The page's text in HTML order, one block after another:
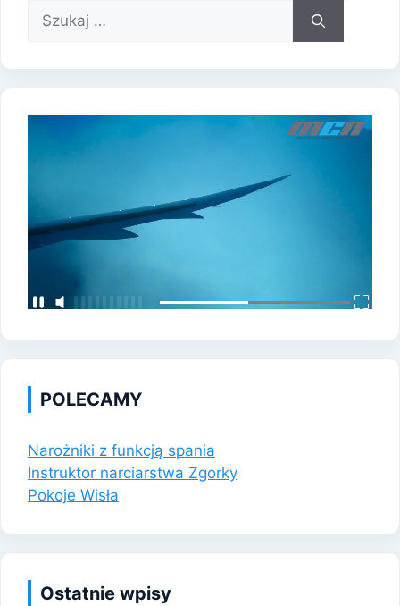
Szukaj:
POLECAMY
Narożniki z funkcją spania
Instruktor narciarstwa Zgorky
Pokoje Wisła
Ostatnie wpisy